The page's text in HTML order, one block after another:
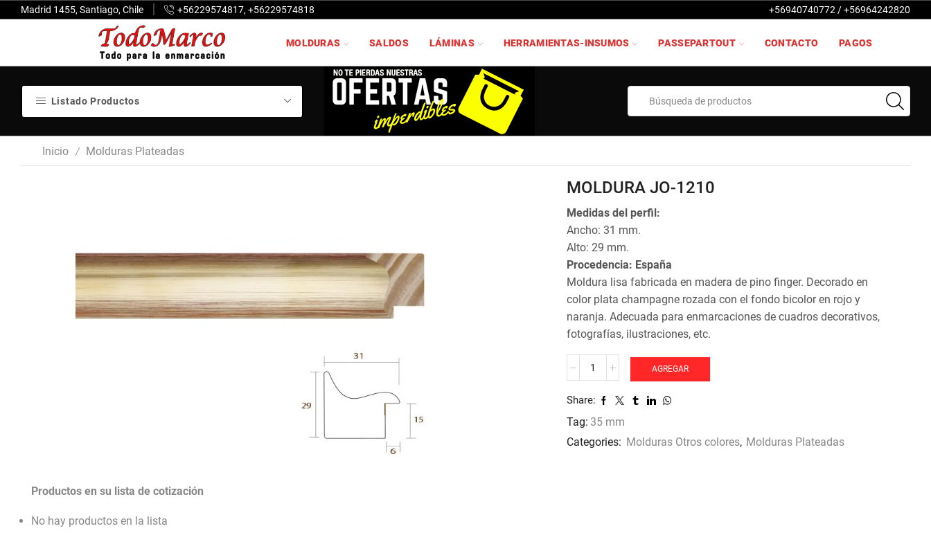
Madrid 1455, Santiago, Chile +56229574817, +56229574818 +56940740772 / +56964242820
MOLDURAS SALDOS LÁMINAS HERRAMIENTAS-INSUMOS PASSEPARTOUT CONTACTO PAGOS
Listado Productos
Inicio / Molduras Plateadas
Productos en su lista de cotización
No hay productos en la lista
MOLDURA JO-1210
Medidas del perfil:
Ancho: 31 mm.
Alto: 29 mm.
Procedencia: España
Moldura lisa fabricada en madera de pino finger. Decorado en
color plata champagne rozada con el fondo bicolor en rojo y
naranja. Adecuada para enmarcaciones de cuadros decorativos,
fotografías, ilustraciones, etc.
MOLDURA
cantidad
AGREGAR
Share:
Tag: 35 mm
Categories: Molduras Otros colores, Molduras Plateadas